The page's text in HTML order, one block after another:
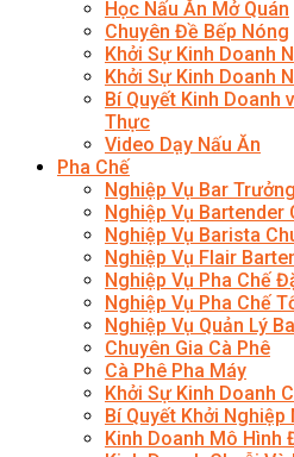
Học Nấu Ăn Mở Quán
Chuyên Đề Bếp Nóng
Khởi Sự Kinh Doanh
Khởi Sự Kinh Doanh
Bí Quyết Kinh Doanh
Thực
Video Dạy Nấu Ăn
Pha Chế
Nghiệp Vụ Bar Trưởng
Nghiệp Vụ Bartender
Nghiệp Vụ Barista
Nghiệp Vụ Flair
Nghiệp Vụ Pha Chế
Nghiệp Vụ Pha Chế
Nghiệp Vụ Quản Lý
Chuyên Gia Cà Phê
Cà Phê Pha Máy
Khởi Sự Kinh Doanh
Bí Quyết Khởi
Kinh Doanh Mô Hình